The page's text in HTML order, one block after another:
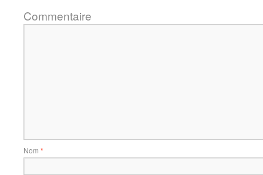
Commentaire
Nom *